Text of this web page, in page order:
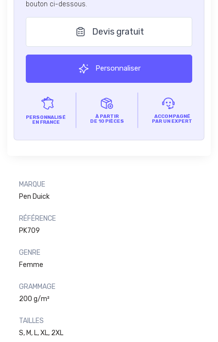
bouton ci-dessous.
Devis gratuit
Personnaliser
PERSONNALISÉ
EN FRANCE
À PARTIR
DE 10 PIÈCES
ACCOMPAGNÉ
PAR UN EXPERT
MARQUE
Pen Duick
RÉFÉRENCE
PK709
GENRE
Femme
GRAMMAGE
200 g/m²
TAILLES
S, M, L, XL, 2XL